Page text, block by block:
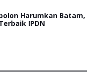
Harumkan Batam,
IPDN